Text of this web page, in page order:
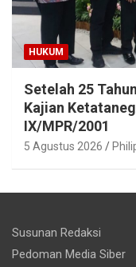
HUKUM
Setelah 25
Kajian
IX/MPR/2001
5 Agustus 2026
Susunan Redaksi
Pedoman Media Siber